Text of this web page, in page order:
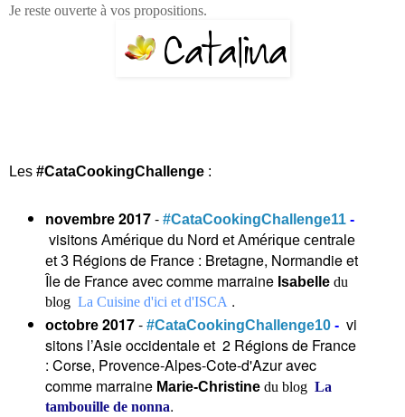
Je reste ouverte à vos propositions.
Les #CataCookingChallenge :
novembre 2017- #CataCookingChallenge11 -
visitons Amérique du Nord et Amérique centrale
et 3 Régions de France : Bretagne, Normandie et
Île de France avec comme marraine Isabelle du
blog La Cuisine d'ici et d'ISCA .
octobre 2017- #CataCookingChallenge10 - vi
sitons l’Asie occidentale et 2 Régions de France
: Corse, Provence-Alpes-Cote-d'Azur avec
comme marraine Marie-Christine du blog La
tambouille de nonna.